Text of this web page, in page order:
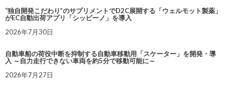
“独自開発こだわり”のサプリメントでD2C展開する「ウェルモット製薬」
がEC自動出荷アプリ「シッピーノ」を導入
2026年7月30日
自動車船の荷役中断を抑制する自動車移動用「スケーター」を開発・導
入 ～自力走行できない車両を約5分で移動可能に～
2026年7月27日